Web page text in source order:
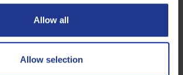
Allow all
Allow selection